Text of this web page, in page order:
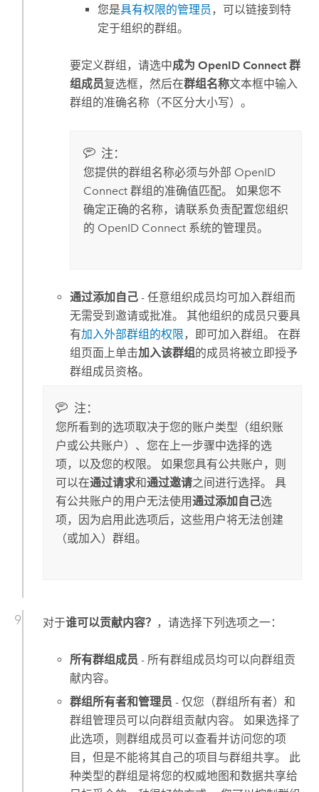
您是具有权限的管理员 ，可以链接到特
定于组织的群组。
要定义群组，请选中成为 OpenID Connect 群
组成员复选框，然后在群组名称文本框中输入
群组的准确名称（不区分大小写）。
注：
您提供的群组名称必须与外部 OpenID
Connect群组的准确值匹配。 如果您不
确定正确的名称，请联系负责配置您组织
的 OpenID Connect系统的管理员。
通过添加自己 - 任意组织成员均可加入群组而
无需受到邀请或批准。 其他组织的成员只要具
有加入外部群组的权限，即可加入群组。 在群
组页面上单击加入该群组的成员将被立即授予
群组成员资格。
注：
您所看到的选项取决于您的账户类型（组织账
户或公共账户）、您在上一步骤中选择的选
项，以及您的权限。 如果您具有公共账户，则
可以在通过请求和通过邀请之间进行选择。 具
有公共账户的用户无法使用通过添加自己选
项，因为启用此选项后，这些用户将无法创建
（或加入）群组。
对于谁可以贡献内容？ ，请选择下列选项之一：
所有群组成员 - 所有群组成员均可以向群组贡
献内容。
群组所有者和管理员 - 仅您（群组所有者）和
群组管理员可以向群组贡献内容。 如果选择了
此选项，则群组成员可以查看并访问您的项
目，但是不能将其自己的项目与群组共享。 此
种类型的群组是将您的权威地图和数据共享给